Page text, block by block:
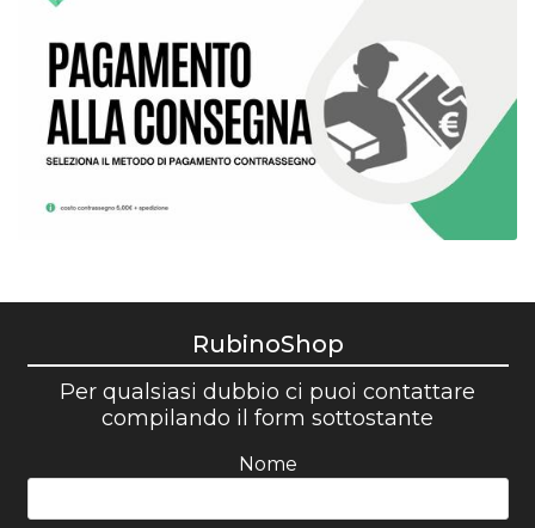
RubinoShop
Per qualsiasi dubbio ci puoi contattare
compilando il form sottostante
Nome